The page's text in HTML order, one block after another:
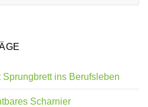
ins Berufsleben
Scharnier